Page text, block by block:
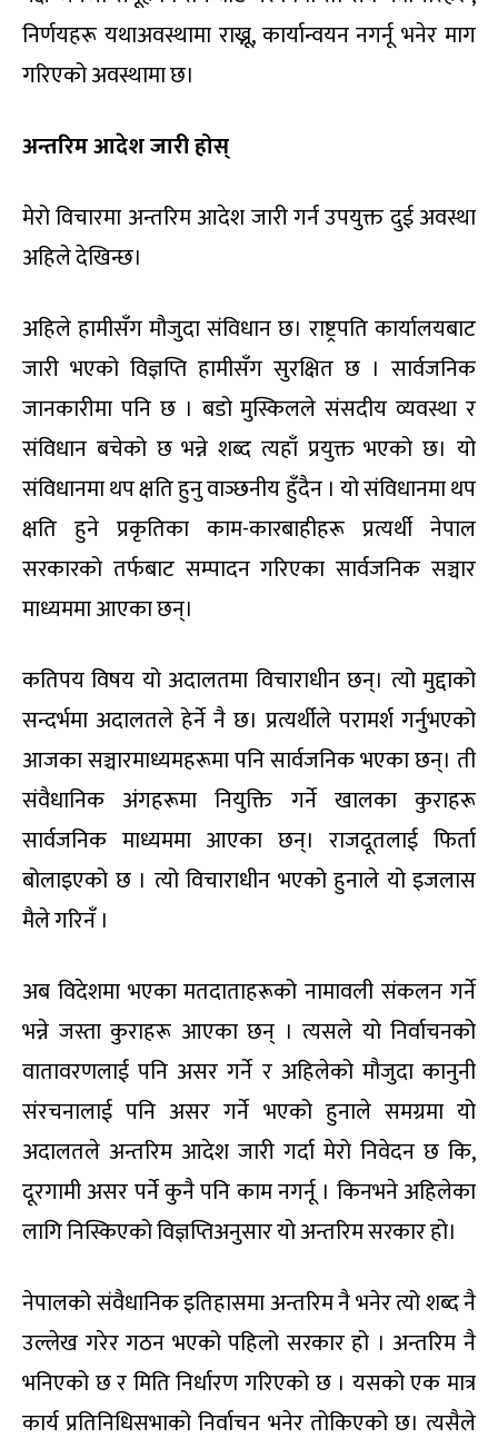
निर्णयहरू यथाअवस्थामा राख्नू, कार्यान्वयन नगर्नू भनेर माग
गरिएको अवस्थामा छ।
अन्तरिम आदेश जारी होस्
मेरो विचारमा अन्तरिम आदेश जारी गर्न उपयुक्त दुई अवस्था
अहिले देखिन्छ।
अहिले हामीसँग मौजुदा संविधान छ। राष्ट्रपति कार्यालयबाट
जारी भएको विज्ञप्ति हामीसँग सुरक्षित छ । सार्वजनिक
जानकारीमा पनि छ । बडो मुस्किलले संसदीय व्यवस्था र
संविधान बचेको छ भन्ने शब्द त्यहाँ प्रयुक्त भएको छ। यो
संविधानमा थप क्षति हुनु वाञ्छनीय हुँदैन । यो संविधानमा थप
क्षति हुने प्रकृतिका काम-कारबाहीहरू प्रत्यर्थी नेपाल
सरकारको तर्फबाट सम्पादन गरिएका सार्वजनिक सञ्चार
माध्यममा आएका छन्।
कतिपय विषय यो अदालतमा विचाराधीन छन्। त्यो मुद्दाको
सन्दर्भमा अदालतले हेर्ने नै छ। प्रत्यर्थीले परामर्श गर्नुभएको
आजका सञ्चारमाध्यमहरूमा पनि सार्वजनिक भएका छन्। ती
संवैधानिक अंगहरूमा नियुक्ति गर्ने खालका कुराहरू
सार्वजनिक माध्यममा आएका छन्। राजदूतलाई फिर्ता
बोलाइएको छ । त्यो विचाराधीन भएको हुनाले यो इजलास
मैले गरिनँ ।
अब विदेशमा भएका मतदाताहरूको नामावली संकलन गर्ने
भन्ने जस्ता कुराहरू आएका छन् । त्यसले यो निर्वाचनको
वातावरणलाई पनि असर गर्ने र अहिलेको मौजुदा कानुनी
संरचनालाई पनि असर गर्ने भएको हुनाले समग्रमा यो
अदालतले अन्तरिम आदेश जारी गर्दा मेरो निवेदन छ कि,
दूरगामी असर पर्ने कुनै पनि काम नगर्नू । किनभने अहिलेका
लागि निस्किएको विज्ञप्तिअनुसार यो अन्तरिम सरकार हो।
नेपालको संवैधानिक इतिहासमा अन्तरिम नै भनेर त्यो शब्द नै
उल्लेख गरेर गठन भएको पहिलो सरकार हो । अन्तरिम नै
भनिएको छ र मिति निर्धारण गरिएको छ । यसको एक मात्र
कार्य प्रतिनिधिसभाको निर्वाचन भनेर तोकिएको छ। त्यसैले